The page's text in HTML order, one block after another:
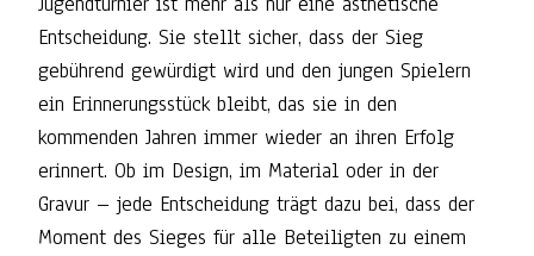
Entscheidung. Sie stellt sicher, dass der Sieg
gebührend gewürdigt wird und den jungen Spielern
ein Erinnerungsstück bleibt, das sie in den
kommenden Jahren immer wieder an ihren Erfolg
erinnert. Ob im Design, im Material oder in der
Gravur – jede Entscheidung trägt dazu bei, dass der
Moment des Sieges für alle Beteiligten zu einem